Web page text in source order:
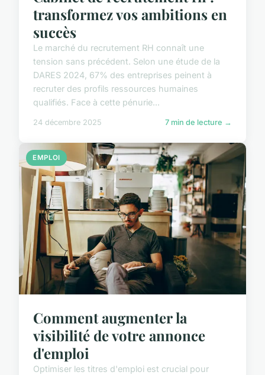
transformez vos ambitions en
succès
Le marché du recrutement RH connaît une
tension sans précédent. Selon une étude de la
DARES 2024, 67% des entreprises peinent à
recruter des profils ressources humaines
qualifiés. Face à cette pénurie...
24 décembre 2025 7 min de lecture →
EMPLOI
Comment augmenter la
visibilité de votre annonce
d'emploi
Optimiser les titres d'emploi est crucial pour